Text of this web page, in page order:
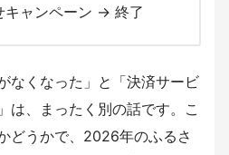
キャンペーン → 終了
なくなった」と「決済サービ
は、まったく別の話です。こ
どうかで、2026年のふるさ